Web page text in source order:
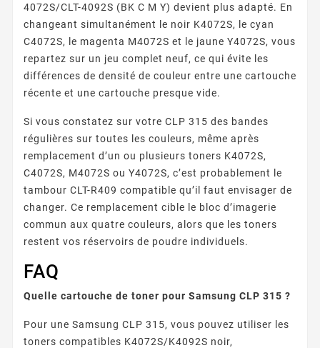
4072S/CLT-4092S (BK C M Y) devient plus adapté. En
changeant simultanément le noir K4072S, le cyan
C4072S, le magenta M4072S et le jaune Y4072S, vous
repartez sur un jeu complet neuf, ce qui évite les
différences de densité de couleur entre une cartouche
récente et une cartouche presque vide.
Si vous constatez sur votre CLP 315 des bandes
régulières sur toutes les couleurs, même après
remplacement d’un ou plusieurs toners K4072S,
C4072S, M4072S ou Y4072S, c’est probablement le
tambour CLT-R409 compatible qu’il faut envisager de
changer. Ce remplacement cible le bloc d’imagerie
commun aux quatre couleurs, alors que les toners
restent vos réservoirs de poudre individuels.
FAQ
Quelle cartouche de toner pour Samsung CLP 315 ?
Pour une Samsung CLP 315, vous pouvez utiliser les
toners compatibles K4072S/K4092S noir,